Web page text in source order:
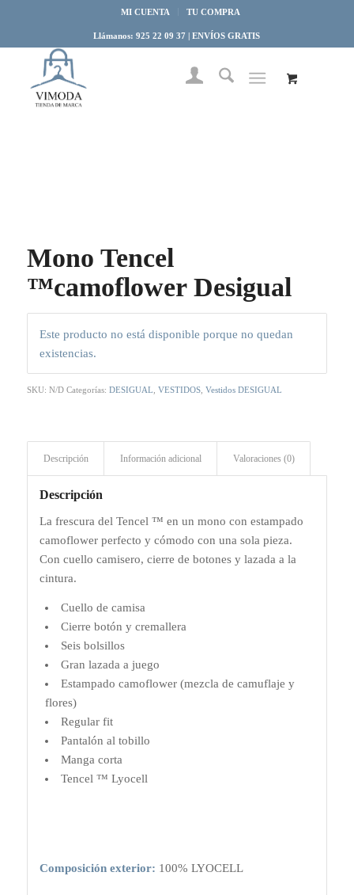
MI CUENTA TU COMPRA
Llámanos: 925 22 09 37 | ENVÍOS GRATIS
Mono Tencel
™camoflower Desigual
Este producto no está disponible porque no quedan
existencias.
SKU: N/D Categorías: DESIGUAL VESTIDOS, Vestidos DESIGUAL
Descripción Información adicional Valoraciones (0)
Descripción
La frescura del Tencel ™ en un mono con estampado
camoflower perfecto y cómodo con una sola pieza.
Con cuello camisero, cierre de botones y lazada a la
cintura.
Cuello de camisa
Cierre botón y cremallera
Seis bolsillos
Gran lazada a juego
Estampado camoflower (mezcla de camuflaje y
flores)
Regular fit
Pantalón al tobillo
Manga corta
Tencel ™ Lyocell
Composición exterior: 100% LYOCELL